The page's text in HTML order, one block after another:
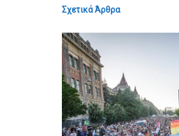
ΣχετικάΆρθρα